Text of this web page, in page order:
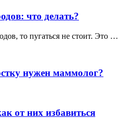
что делать?
то пугаться не стоит. Это …
нужен маммолог?
от них избавиться